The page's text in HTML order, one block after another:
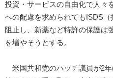
投資・サービスの自由化で人々
への配慮を求められてもISDS
阻止し、新薬など特許の保護は
を増やそうとする。
米国共和党のハッチ議員が2